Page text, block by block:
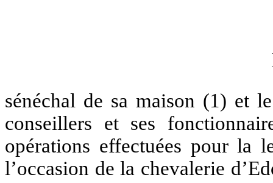
sénéchal de sa maison (1) et
conseillers et ses
opérations effectuées pour la
l’occasion de la chevalerie